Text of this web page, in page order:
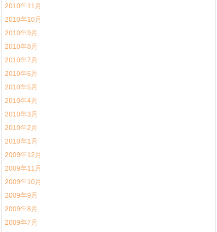
2010年11月
2010年10月
2010年9月
2010年8月
2010年7月
2010年6月
2010年5月
2010年4月
2010年3月
2010年2月
2010年1月
2009年12月
2009年11月
2009年10月
2009年9月
2009年8月
2009年7月